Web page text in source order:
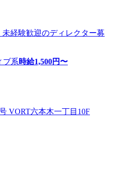
経験歓迎のディレクター募
ブ系時給1,500円〜
VORT六本木一丁目10F